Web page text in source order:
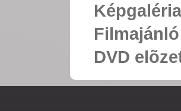
Képgaléria
Filmajánló
DVD